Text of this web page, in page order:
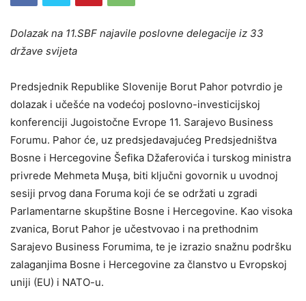
Dolazak na 11.SBF najavile poslovne delegacije iz 33
države svijeta
Predsjednik Republike Slovenije Borut Pahor potvrdio je
dolazak i učešće na vodećoj poslovno-investicijskoj
konferenciji Jugoistočne Evrope 11. Sarajevo Business
Forumu. Pahor će, uz predsjedavajućeg Predsjedništva
Bosne i Hercegovine Šefika Džaferovića i turskog ministra
privrede Mehmeta Muşa, biti ključni govornik u uvodnoj
sesiji prvog dana Foruma koji će se održati u zgradi
Parlamentarne skupštine Bosne i Hercegovine. Kao visoka
zvanica, Borut Pahor je učestvovao i na prethodnim
Sarajevo Business Forumima, te je izrazio snažnu podršku
zalaganjima Bosne i Hercegovine za članstvo u Evropskoj
uniji (EU) i NATO-u.